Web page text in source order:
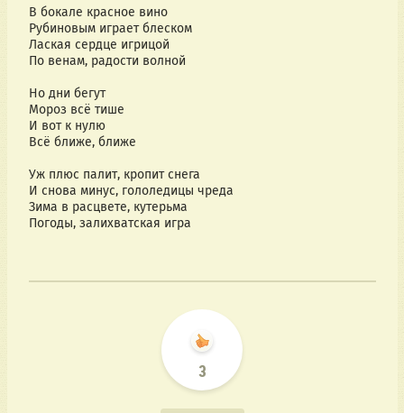
В бокале красное вино
Рубиновым играет блеском
Лаская сердце игрицой
По венам, радости волной
Но дни бегут
Мороз всё тише
И вот к нулю
Всё ближе, ближе
Уж плюс палит, кропит снега
И снова минус, гололедицы чреда
Зима в расцвете, кутерьма
Погоды, залихватская игра
3